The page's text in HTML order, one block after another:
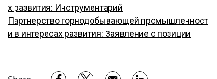
х развития: Инструментарий
Партнерство горнодобывающей промышленност
и в интересах развития: Заявление о позиции